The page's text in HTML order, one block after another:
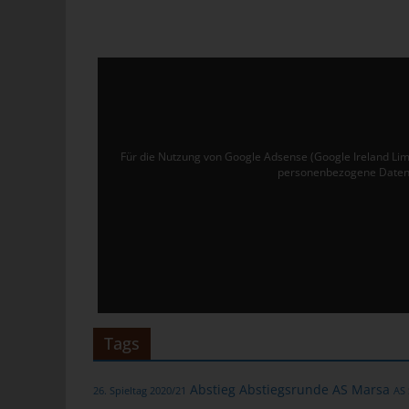
Für die Nutzung von Google Adsense (Google Ireland
personenbezogene
Tags
26. Spieltag 2020/21 Abstieg Abstiegsrunde AS Marsa